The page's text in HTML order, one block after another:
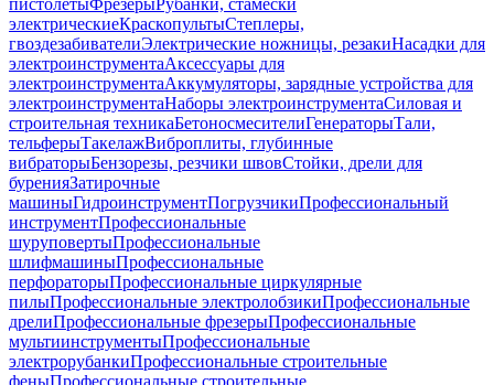
пистолетыФрезерыРубанки, стамески
электрическиеКраскопультыСтеплеры,
гвоздезабивателиЭлектрические ножницы, резакиНасадки для
электроинструментаАксессуары для
электроинструментаАккумуляторы, зарядные устройства для
электроинструментаНаборы электроинструментаСиловая и
строительная техникаБетоносмесителиГенераторыТали,
тельферыТакелажВиброплиты, глубинные
вибраторыБензорезы, резчики швовСтойки, дрели для
буренияЗатирочные
машиныГидроинструментПогрузчикиПрофессиональный
инструментПрофессиональные
шуруповертыПрофессиональные
шлифмашиныПрофессиональные
перфораторыПрофессиональные циркулярные
пилыПрофессиональные электролобзикиПрофессиональные
дрелиПрофессиональные фрезерыПрофессиональные
мультиинструментыПрофессиональные
электрорубанкиПрофессиональные строительные
феныПрофессиональные строительные